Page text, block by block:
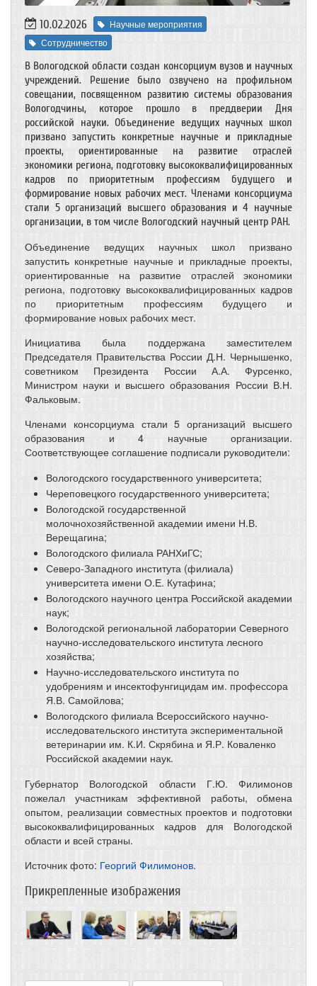
10.02.2026
Научные мероприятия
Сотрудничество
В Вологодской области создан консорциум вузов и научных
учреждений. Решение было озвучено на профильном
совещании, посвященном развитию системы образования
Вологодчины, которое прошло в преддверии Дня
российской науки. Объединение ведущих научных школ
призвано запустить конкретные научные и прикладные
проекты, ориентированные на развитие отраслей
экономики региона, подготовку высококвалифицированных
кадров по приоритетным профессиям будущего и
формирование новых рабочих мест. Членами консорциума
стали 5 организаций высшего образования и 4 научные
организации, в том числе Вологодский научный центр РАН.
Объединение ведущих научных школ призвано
запустить конкретные научные и прикладные проекты,
ориентированные на развитие отраслей экономики
региона, подготовку высококвалифицированных кадров
по приоритетным профессиям будущего и
формирование новых рабочих мест.
Инициатива была поддержана заместителем
Председателя Правительства России Д.Н. Чернышенко,
советником Президента России А.А. Фурсенко,
Министром науки и высшего образования России В.Н.
Фальковым.
Членами консорциума стали 5 организаций высшего
образования и 4 научные организации.
Соответствующее соглашение подписали руководители:
Вологодского государственного университета;
Череповецкого государственного университета;
Вологодской государственной
молочнохозяйственной академии имени Н.В.
Верещагина;
Вологодского филиала РАНХиГС;
Северо-Западного института (филиала)
университета имени О.Е. Кутафина;
Вологодского научного центра Российской академии
наук;
Вологодской региональной лаборатории Северного
научно-исследовательского института лесного
хозяйства;
Научно-исследовательского института по
удобрениям и инсектофунгицидам им. профессора
Я.В. Самойлова;
Вологодского филиала Всероссийского научно-
исследовательского института экспериментальной
ветеринарии им. К.И. Скрябина и Я.Р. Коваленко
Российской академии наук.
Губернатор Вологодской области Г.Ю. Филимонов
пожелал участникам эффективной работы, обмена
опытом, реализации совместных проектов и подготовки
высококвалифицированных кадров для Вологодской
области и всей страны.
Источник фото: Георгий Филимонов.
Прикрепленные изображения